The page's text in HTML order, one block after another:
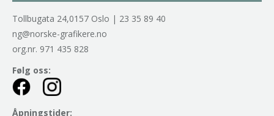
Tollbugata 24,0157 Oslo | 23 35 89 40
ng@norske-grafikere.no
org.nr. 971 435 828
Følg oss:
Åpningstider: